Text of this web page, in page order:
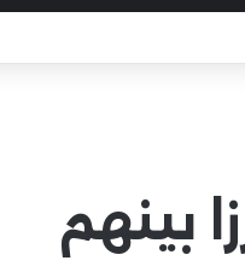
نائبا بارزا بينهم